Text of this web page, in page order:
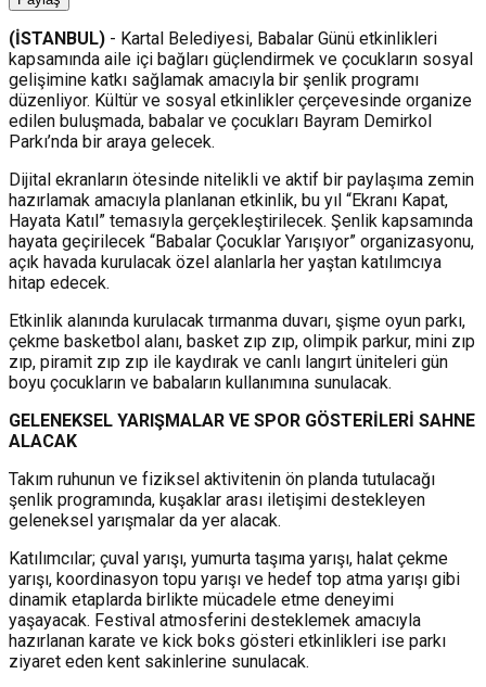
(İSTANBUL) - Kartal Belediyesi, Babalar Günü etkinlikleri
kapsamında aile içi bağları güçlendirmek ve çocukların sosyal
gelişimine katkı sağlamak amacıyla bir şenlik programı
düzenliyor. Kültür ve sosyal etkinlikler çerçevesinde organize
edilen buluşmada, babalar ve çocukları Bayram Demirkol
Parkı’nda bir araya gelecek.
Dijital ekranların ötesinde nitelikli ve aktif bir paylaşıma zemin
hazırlamak amacıyla planlanan etkinlik, bu yıl “Ekranı Kapat,
Hayata Katıl” temasıyla gerçekleştirilecek. Şenlik kapsamında
hayata geçirilecek “Babalar Çocuklar Yarışıyor” organizasyonu,
açık havada kurulacak özel alanlarla her yaştan katılımcıya
hitap edecek.
Etkinlik alanında kurulacak tırmanma duvarı, şişme oyun parkı,
çekme basketbol alanı, basket zıp zıp, olimpik parkur, mini zıp
zıp, piramit zıp zıp ile kaydırak ve canlı langırt üniteleri gün
boyu çocukların ve babaların kullanımına sunulacak.
GELENEKSEL YARIŞMALAR VE SPOR GÖSTERİLERİ SAHNE
ALACAK
Takım ruhunun ve fiziksel aktivitenin ön planda tutulacağı
şenlik programında, kuşaklar arası iletişimi destekleyen
geleneksel yarışmalar da yer alacak.
Katılımcılar; çuval yarışı, yumurta taşıma yarışı, halat çekme
yarışı, koordinasyon topu yarışı ve hedef top atma yarışı gibi
dinamik etaplarda birlikte mücadele etme deneyimi
yaşayacak. Festival atmosferini desteklemek amacıyla
hazırlanan karate ve kick boks gösteri etkinlikleri ise parkı
ziyaret eden kent sakinlerine sunulacak.